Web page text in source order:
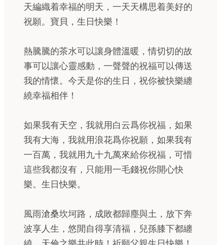
天編織着幸福的明天，一天天構思着美好的
祝願。寶貝，生日快樂！
熱騰騰的茶水可以讓身體溫暖，情切切的故
事可以讓心靈感動，一聲聲的祝福可以傳送
我的情懷。今天是你的生日，祝你被快樂纏
繞幸福相伴！
如果我有天空，我就用白云爲你祝福，如果
我有大海，我就用浪花爲你祝願，如果我有
一百萬，我就用九十九萬來給你祝福，可惜
這些我都沒有，只能用一毛錢祝你開心快
樂。生日快樂。
風雨滄桑坎坷路，成敗都歸塵與土，放下奔
波享人生，悠閒自得享清福，兒孫膝下都纏